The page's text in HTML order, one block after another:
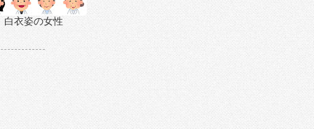
白衣姿の女性